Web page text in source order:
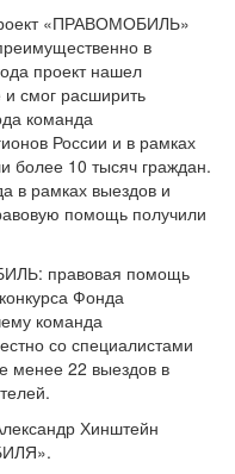
«ПРАВОМОБИЛЬ»
в
проект нашел
смог расширить
команда
России и в рамках
более 10 тысяч граждан.
в рамках выездов и
помощь получили
правовая помощь
Фонда
команда
со специалистами
менее 22 выездов в
Хинштейн